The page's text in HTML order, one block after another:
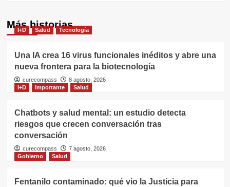
Más historias
I+D Salud Tecnología
Una IA crea 16 virus funcionales inéditos y abre una
nueva frontera para la biotecnología
curecompass
8 agosto, 2026
I+D
Importante Salud
Chatbots y salud mental: un estudio detecta
riesgos que crecen conversación tras
conversación
curecompass
7 agosto, 2026
Gobierno
Salud
Fentanilo contaminado: qué vio la Justicia para